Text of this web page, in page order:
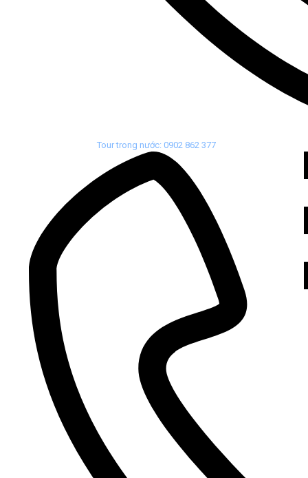
Tour trong nước: 0902 862 377